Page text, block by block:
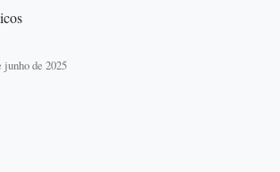
junho de 2025